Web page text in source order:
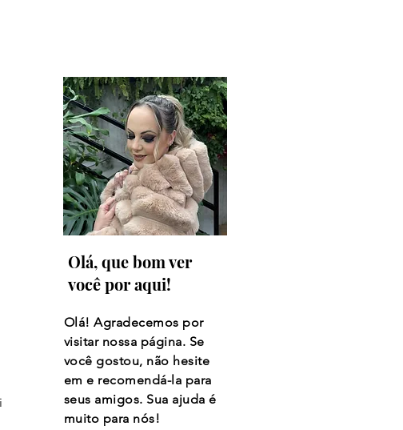
Olá, que bom ver
você por aqui!
Olá! Agradecemos por
visitar nossa página. Se
você gostou, não hesite
em e recomendá-la para
seus amigos. Sua ajuda é
muito para nós!